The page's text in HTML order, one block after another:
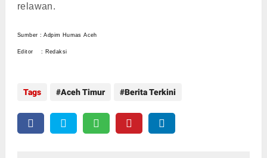
relawan.
Sumber : Adpim Humas Aceh
Editor : Redaksi
Tags Aceh Timur Berita Terkini